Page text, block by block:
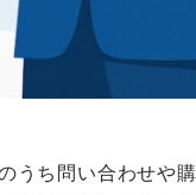
ち問い合わせや